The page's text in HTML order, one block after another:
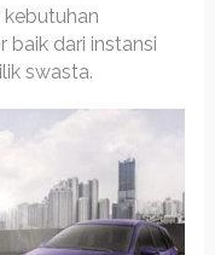
baik dari instansi
swasta.